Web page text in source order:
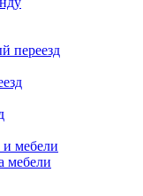
переезд
и мебели
мебели